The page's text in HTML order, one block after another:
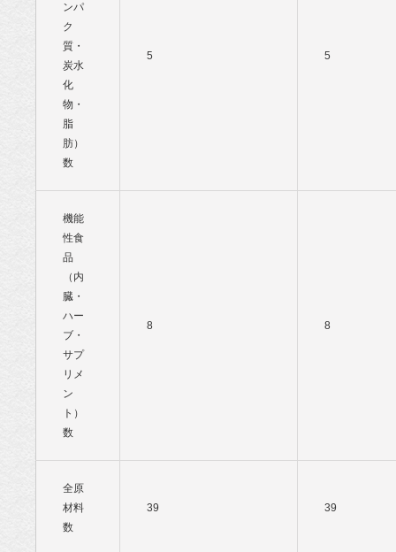
ンパ
ク
質・
炭水
化
物・
脂
肪）
数
5 5
機能
性食
品
（内
臓・
ハー
ブ・
サプ
リメ
ン
ト）
数
8 8
全原
材料
数
39 39